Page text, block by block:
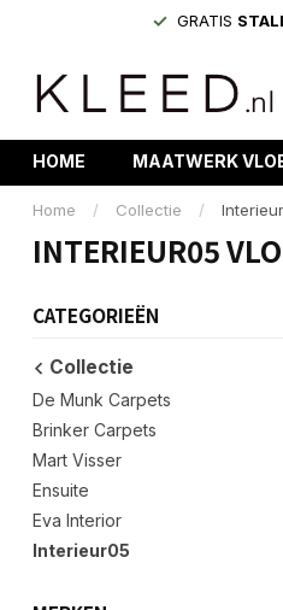
GRATIS
HOME MAATWERK
Home / Collectie /
INTERIEUR05
CATEGORIEËN
Collectie
De Munk Carpets
Brinker Carpets
Mart Visser
Ensuite
Eva Interior
Interieur05